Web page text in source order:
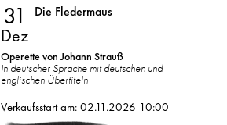
31
Dez
Die Fledermaus
Operette von Johann Strauß
In deutscher Sprache mit deutschen und
englischen Übertiteln
Verkaufsstart am: 02.11.2026 10:00